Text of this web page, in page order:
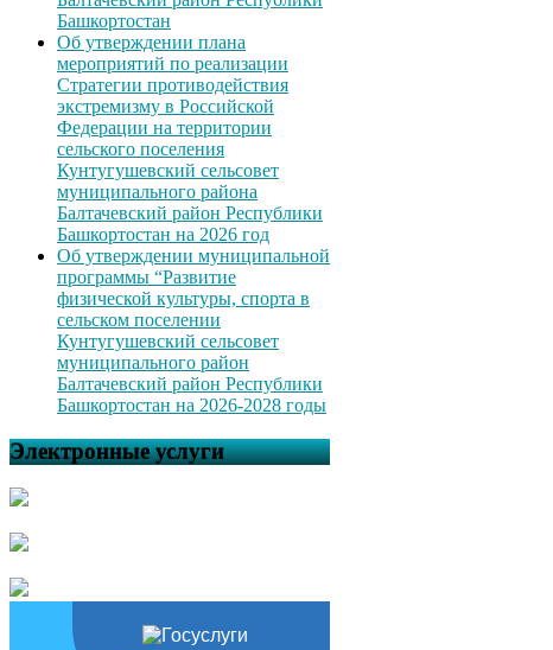
Башкортостан
Об утверждении плана
мероприятий по реализации
Стратегии противодействия
экстремизму в Российской
Федерации на территории
сельского поселения
Кунтугушевский сельсовет
муниципального района
Балтачевский район Республики
Башкортостан на 2026 год
Об утверждении муниципальной
программы “Развитие
физической культуры, спорта в
сельском поселении
Кунтугушевский сельсовет
муниципального район
Балтачевский район Республики
Башкортостан на 2026-2028 годы
Электронные услуги